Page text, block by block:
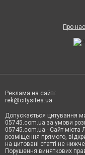
Про нас
Реклама на сайті:
rek@citysites.ua
Допускається цитування
05745.com.ua за умови
05745.com.ua - Сайт міста
розміщення прямого,
на цитовані статті не
Порушення виняткових